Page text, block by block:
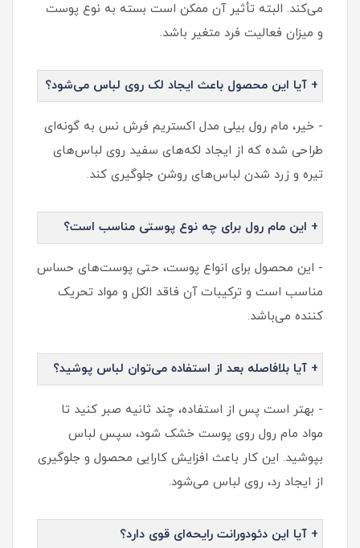
می‌کند. البته تأثیر آن ممکن است بسته به نوع پوست
و میزان فعالیت فرد متغیر باشد.
+ آیا این محصول باعث ایجاد لک روی لباس می‌شود؟
- خیر، مام رول بیلی مدل اکستریم فرش‌ نس به گونه‌ای
طراحی شده که از ایجاد لکه‌های سفید روی لباس‌های
تیره و زرد شدن لباس‌های روشن جلوگیری کند.
+ این مام رول برای چه نوع پوستی مناسب است؟
- این محصول برای انواع پوست، حتی پوست‌های حساس
مناسب است و ترکیبات آن فاقد الکل و مواد تحریک
کننده می‌باشد.
+ آیا بلافاصله بعد از استفاده می‌توان لباس پوشید؟
- بهتر است پس از استفاده، چند ثانیه صبر کنید تا
مواد مام رول روی پوست خشک شود، سپس لباس
بپوشید. این کار باعث افزایش کارایی محصول و جلوگیری
از ایجاد رد، روی لباس می‌شود.
+ آیا این دئودورانت رایحه‌ای قوی دارد؟